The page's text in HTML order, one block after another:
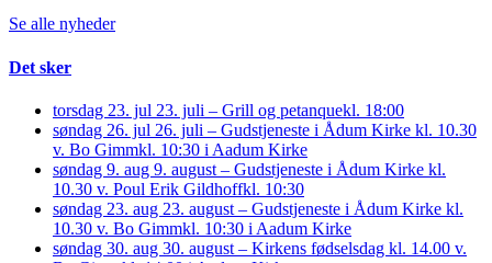
Se alle nyheder
Det sker
torsdag 23. jul 23. juli – Grill og petanquekl. 18:00
søndag 26. jul 26. juli – Gudstjeneste i Ådum Kirke kl. 10.30
v. Bo Gimmkl. 10:30 i Aadum Kirke
søndag 9. aug 9. august – Gudstjeneste i Ådum Kirke kl.
10.30 v. Poul Erik Gildhoffkl. 10:30
søndag 23. aug 23. august – Gudstjeneste i Ådum Kirke kl.
10.30 v. Bo Gimmkl. 10:30 i Aadum Kirke
søndag 30. aug 30. august – Kirkens fødselsdag kl. 14.00 v.